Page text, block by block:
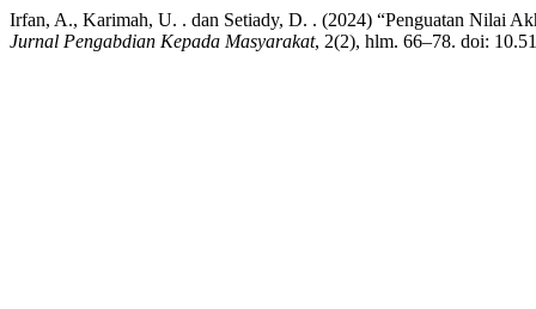
Irfan, A., Karimah, U. . dan Setiady, D. . (2024) “Penguatan Nilai
Jurnal Pengabdian Kepada Masyarakat, 2(2), hlm. 66–78. doi: